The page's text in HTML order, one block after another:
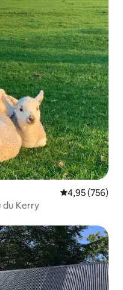
Évaluation
4,95 (756)
du Kerry